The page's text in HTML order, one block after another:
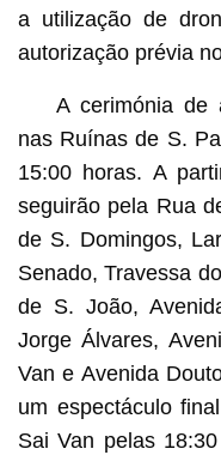
a utilização de
autorização prévia
A cerimónia de
nas Ruínas de S.
15:00 horas. A
seguirão pela Rua
de S. Domingos,
Senado, Travessa
de S. João,
Jorge Álvares,
Van e Avenida
um espectáculo
Sai Van pelas